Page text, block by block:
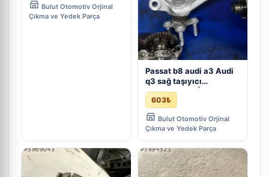
Bulut Otomotiv Orjinal
Çıkma ve Yedek Parça
Passat b8 audi a3 Audi
q3 sağ taşıyıcı
5q0407258c | ÇIKMA
PARÇA
603₺
Bulut Otomotiv Orjinal
Çıkma ve Yedek Parça